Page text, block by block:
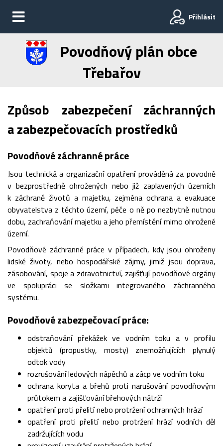
Přihlásit
Povodňový plán obce
Třebařov
Způsob zabezpečení záchranných
a zabezpečovacích prostředků
Povodňové záchranné práce
Jsou technická a organizační opatření prováděná za povodně
v bezprostředně ohrožených nebo již zaplavených územích
k záchraně životů a majetku, zejména ochrana a evakuace
obyvatelstva z těchto území, péče o ně po nezbytně nutnou
dobu, zachraňování majetku a jeho přemístění mimo ohrožené
území.
Povodňové záchranné práce v případech, kdy jsou ohroženy
lidské životy, nebo hospodářské zájmy, jimiž jsou doprava,
zásobování, spoje a zdravotnictví, zajišťují povodňové orgány
ve spolupráci se složkami integrovaného záchranného
systému.
Povodňové zabezpečovací práce:
odstraňování překážek ve vodním toku a v profilu
objektů (propustky, mosty) znemožňujících plynulý
odtok vody
rozrušování ledových nápěchů a zácp ve vodním toku
ochrana koryta a břehů proti narušování povodňovým
průtokem a zajišťování břehových nátrží
opatření proti přelití nebo protržení ochranných hrází
opatření proti přelití nebo protržení hrází vodních děl
zadržujících vodu